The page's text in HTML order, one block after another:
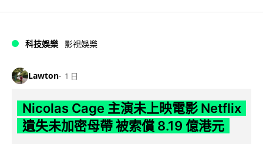
科技娛樂 影視娛樂
Lawton 1 日
Nicolas Cage 主演未上映電影 Netflix
遺失未加密母帶 被索償 8.19 億港元